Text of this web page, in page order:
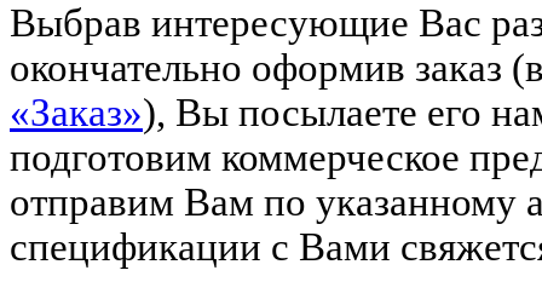
Выбрав интересующие Вас
окончательно оформив заказ
«Заказ»), Вы посылаете его
подготовим коммерческое
отправим Вам по указанному
спецификации с Вами